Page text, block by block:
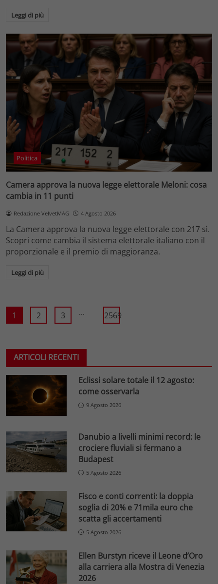
Leggi di più
Politica
Camera approva la nuova legge elettorale Meloni: cosa
cambia in 11 punti
Redazione VelvetMAG 4 Agosto 2026
La Camera approva la nuova legge elettorale con 217 sì.
Scopri come cambia il sistema elettorale italiano con il
proporzionale e il premio di maggioranza.
Leggi di più
1 2 3 ... 2569
ARTICOLI RECENTI
Eclissi solare totale il 12 agosto:
come osservarla
9 Agosto 2026
Danubio a livelli minimi record: le
crociere fluviali si fermano a
Budapest
5 Agosto 2026
Fisco e conti correnti: la doppia
soglia di 20% e 71mila euro che
scatta gli accertamenti
5 Agosto 2026
Ellen Burstyn riceve il Leone d’Oro
alla carriera alla Mostra di Venezia
2026